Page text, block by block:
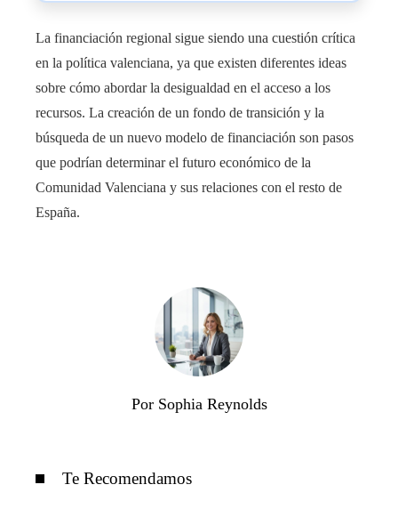
La financiación regional sigue siendo una cuestión crítica
en la política valenciana, ya que existen diferentes ideas
sobre cómo abordar la desigualdad en el acceso a los
recursos. La creación de un fondo de transición y la
búsqueda de un nuevo modelo de financiación son pasos
que podrían determinar el futuro económico de la
Comunidad Valenciana y sus relaciones con el resto de
España.
Por Sophia Reynolds
Te Recomendamos